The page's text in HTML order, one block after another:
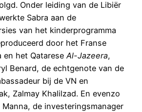
Onder leiding van de Libiër
Sabra aan de
van het kinderprogramma
door het Franse
en het QatareseAl-Jazeera,
Benard, de echtgenote van de
bij de VN en
Zalmay Khalilzad. En evenzo
de investeringsmanager